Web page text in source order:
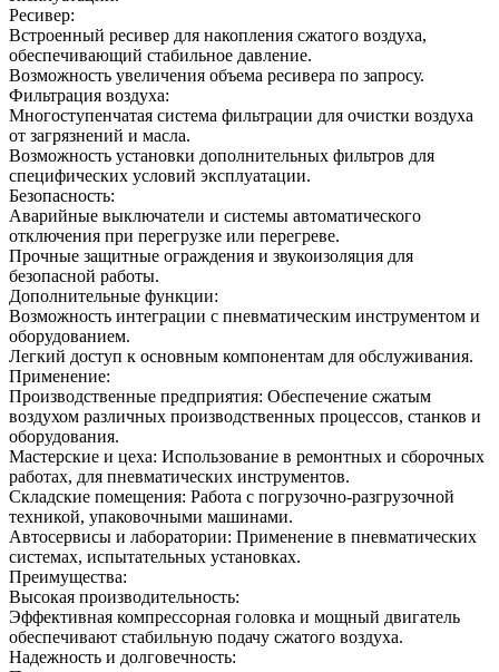
Ресивер:
Встроенный ресивер для накопления сжатого воздуха,
обеспечивающий стабильное давление.
Возможность увеличения объема ресивера по запросу.
Фильтрация воздуха:
Многоступенчатая система фильтрации для очистки воздуха
от загрязнений и масла.
Возможность установки дополнительных фильтров для
специфических условий эксплуатации.
Безопасность:
Аварийные выключатели и системы автоматического
отключения при перегрузке или перегреве.
Прочные защитные ограждения и звукоизоляция для
безопасной работы.
Дополнительные функции:
Возможность интеграции с пневматическим инструментом и
оборудованием.
Легкий доступ к основным компонентам для обслуживания.
Применение:
Производственные предприятия: Обеспечение сжатым
воздухом различных производственных процессов, станков и
оборудования.
Мастерские и цеха: Использование в ремонтных и сборочных
работах, для пневматических инструментов.
Складские помещения: Работа с погрузочно-разгрузочной
техникой, упаковочными машинами.
Автосервисы и лаборатории: Применение в пневматических
системах, испытательных установках.
Преимущества:
Высокая производительность:
Эффективная компрессорная головка и мощный двигатель
обеспечивают стабильную подачу сжатого воздуха.
Надежность и долговечность: